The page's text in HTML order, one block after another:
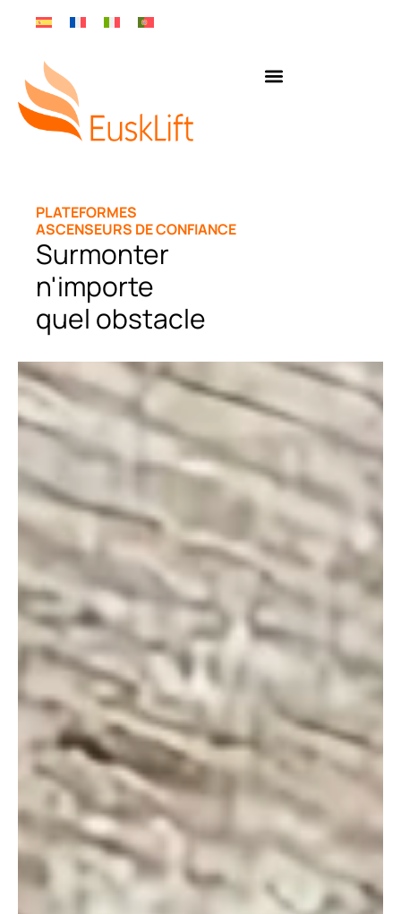
PLATEFORMES
ASCENSEURS DE CONFIANCE
Surmonter
n'importe
quel obstacle